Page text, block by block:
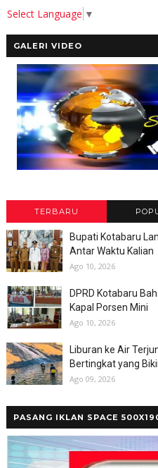
Select Language ▼
GALERI VIDEO
TERBARU
Bupati Kotabaru
Antar Waktu Kalian
Ago 10, 2026
DPRD Kotabaru
Kapal Porsen Mini
Ago 10, 2026
Liburan ke Air
Bertingkat yang
Ago 09, 2026
PASANG IKLAN SPACE